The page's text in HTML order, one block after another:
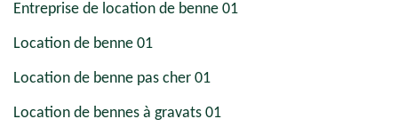
Entreprise de location de benne 01
Location de benne 01
Location de benne pas cher 01
Location de bennes à gravats 01